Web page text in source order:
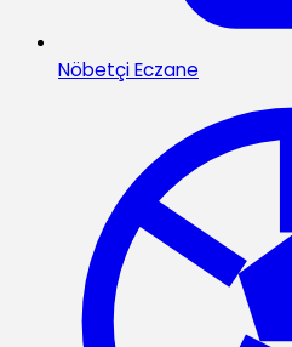
Nöbetçi Eczane